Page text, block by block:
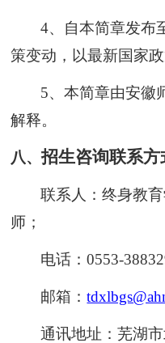
4、自本简章发布
策变动，以最新国家政
5、本简章由安徽
解释。
八、招生咨询联系方
联系人：终身教
师；
电话：0553-
邮箱：
通讯地址：芜湖